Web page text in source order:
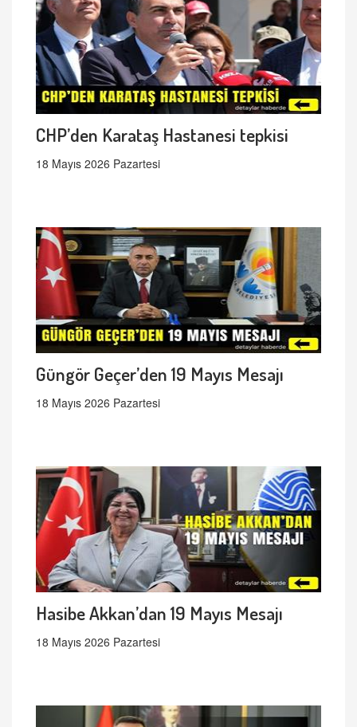
CHP’den Karataş Hastanesi tepkisi
18 Mayıs 2026 Pazartesi
Güngör Geçer’den 19 Mayıs Mesajı
18 Mayıs 2026 Pazartesi
Hasibe Akkan’dan 19 Mayıs Mesajı
18 Mayıs 2026 Pazartesi